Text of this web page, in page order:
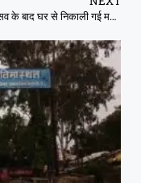
बेटी के प्रसव के बाद घर से निकाली गई महिला, कोतवाली पुलिस ने लिया गंभीरता से